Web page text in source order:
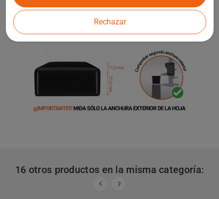
16 otros productos en la misma categoría:
 
Rechazar